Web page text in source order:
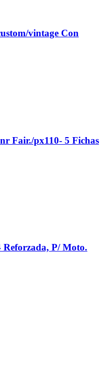
vintage Con
Fair./px110- 5 Fichas
Reforzada, P/ Moto.